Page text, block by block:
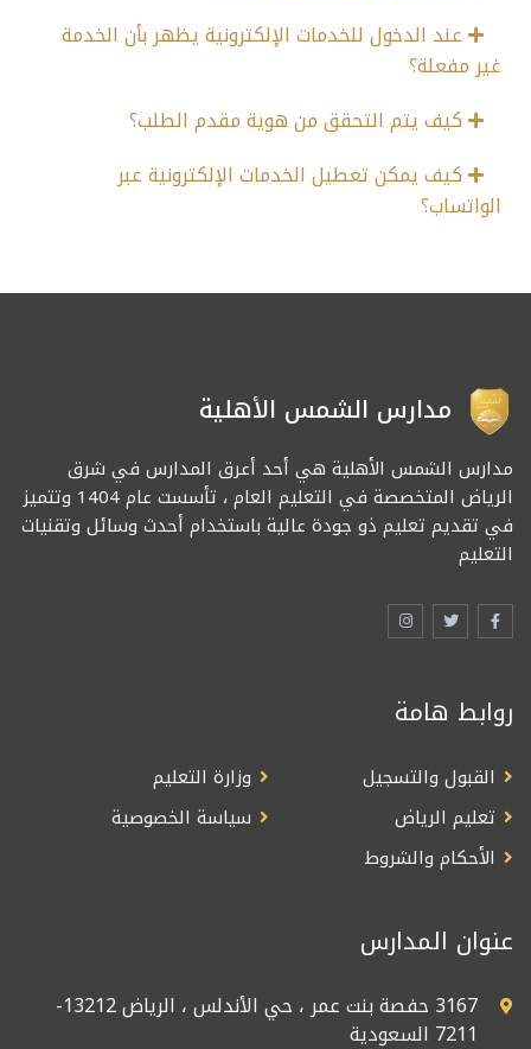
عند الدخول للخدمات الإلكترونية يظهر بأن الخدمة
غير مفعلة؟
كيف يتم التحقق من هوية مقدم الطلب؟
كيف يمكن تعطيل الخدمات الإلكترونية عبر
الواتساب؟
مدارس الشمس الأهلية
مدارس الشمس الأهلية هي أحد أعرق المدارس في شرق
الرياض المتخصصة في التعليم العام ، تأسست عام 1404 وتتميز
في تقديم تعليم ذو جودة عالية باستخدام أحدث وسائل وتقنيات
التعليم
روابط هامة
القبول والتسجيل
وزارة التعليم
تعليم الرياض
سياسة الخصوصية
الأحكام والشروط
عنوان المدارس
3167 حفصة بنت عمر ، حي الأندلس ، الرياض 13212-
7211 السعودية